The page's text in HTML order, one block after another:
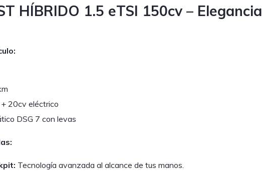
HÍBRIDO 1.5 eTSI 150cv – Elegancia
20cv eléctrico
DSG 7 con levas
Tecnología avanzada al alcance de tus manos.